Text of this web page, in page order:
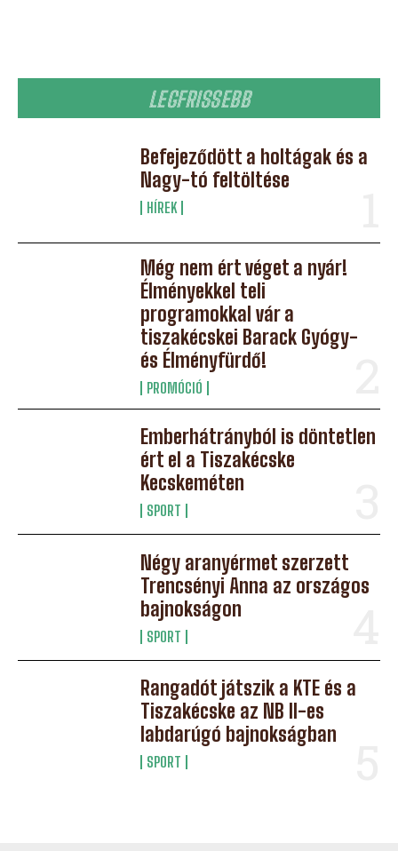
LEGFRISSEBB
Befejeződött a holtágak és a
Nagy-tó feltöltése
HÍREK
Még nem ért véget a nyár!
Élményekkel teli
programokkal vár a
tiszakécskei Barack Gyógy-
és Élményfürdő!
PROMÓCIÓ
Emberhátrányból is döntetlen
ért el a Tiszakécske
Kecskeméten
SPORT
Négy aranyérmet szerzett
Trencsényi Anna az országos
bajnokságon
SPORT
Rangadót játszik a KTE és a
Tiszakécske az NB II-es
labdarúgó bajnokságban
SPORT